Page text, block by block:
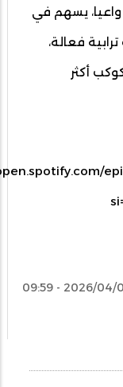
واعيا، يسهم في
فعالة،
أكثر